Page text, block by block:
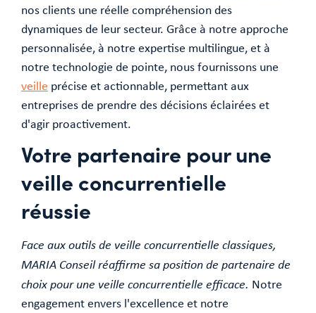
nos clients une réelle compréhension des
dynamiques de leur secteur. Grâce à notre approche
personnalisée, à notre expertise multilingue, et à
notre technologie de pointe, nous fournissons une
veille précise et actionnable, permettant aux
entreprises de prendre des décisions éclairées et
d'agir proactivement.
Votre partenaire pour une
veille concurrentielle
réussie
Face aux outils de veille concurrentielle classiques,
MARIA Conseil réaffirme sa position de partenaire de
choix pour une veille concurrentielle efficace. Notre
engagement envers l'excellence et notre